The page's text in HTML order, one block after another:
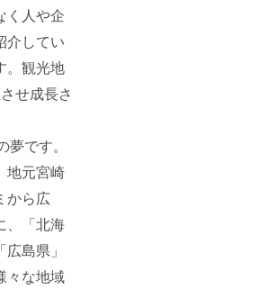
く人や企
介してい
。観光地
せ成長さ
です。
地元宮崎
から広
、「北海
島県」
々な地域